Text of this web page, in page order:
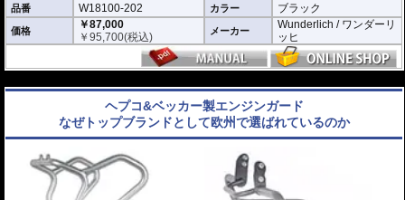
品番 W18100-202 カラー ブラック
価格
￥87,000
￥95,700(税込) メーカー
Wunderlich / ワンダーリ
ッヒ
ヘプコ&ベッカー製エンジンガード
なぜトップブランドとして欧州で選ばれているのか